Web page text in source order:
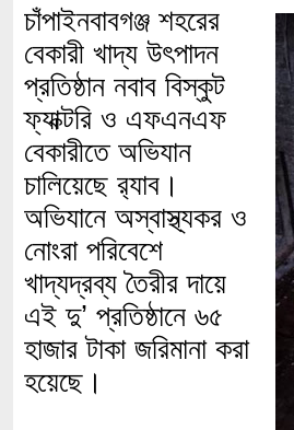
চাঁপাইনবাবগঞ্জ শহরের
বেকারী খাদ্য উৎপাদন
প্রতিষ্ঠান নবাব বিস্কুট
ফ্যাক্টরি ও এফএনএফ
বেকারীতে অভিযান
চালিয়েছে র‌্যাব।
অভিযানে অস্বাস্থ্যকর ও
নোংরা পরিবেশে
খাদ্যদ্রব্য তৈরীর দায়ে
এই দু’ প্রতিষ্ঠানে ৬৫
হাজার টাকা জরিমানা করা
হয়েছে।